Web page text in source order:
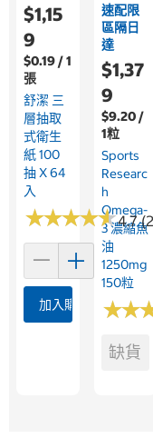
$1,15
9
$0.19 / 1
張
舒潔 三
層抽取
式衛生
紙 100
抽 X 64
入
★★★★★
★★★★★4.7
加入購物車
速配限
區隔日
達
$1,37
9
$9.20 /
1粒
Sports
Researc
H
Omega-
3 濃縮魚
油
1250mg
150粒
★★
★★
缺貨